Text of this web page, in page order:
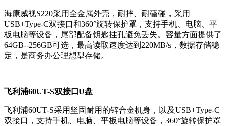
海康威视S220采用全金属外壳，耐摔、耐磕碰，采用
USB+Type-C双接口和360°旋转保护罩，支持手机、电脑、平
板电脑等设备，尾部配备钥匙挂孔避免丢失。容量方面提供了
64GB--256GB可选，最高读取速度达到220MB/s，数据存储稳
定，是商务办公理想型存储。
飞利浦60UT-S双接口U盘
飞利浦60UT-S采用坚固耐用的锌合金机身，以及USB+Type-C
双接口，支持手机、电脑、平板电脑等设备，360°旋转保护罩